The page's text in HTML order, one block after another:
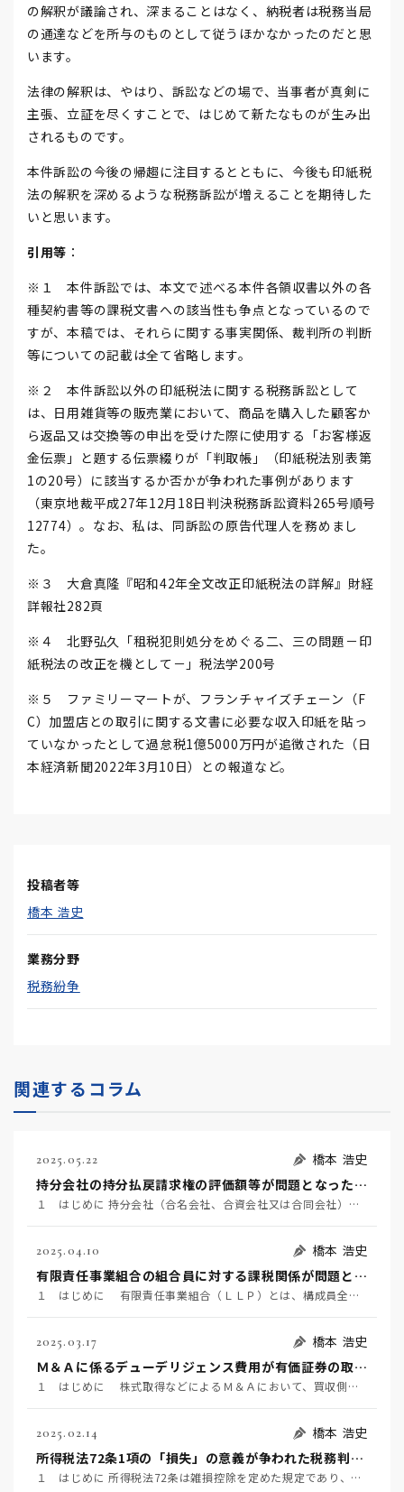
の解釈が議論され、深まることはなく、納税者は税務当局
の通達などを所与のものとして従うほかなかったのだと思
います。
法律の解釈は、やはり、訴訟などの場で、当事者が真剣に
主張、立証を尽くすことで、はじめて新たなものが生み出
されるものです。
本件訴訟の今後の帰趨に注目するとともに、今後も印紙税
法の解釈を深めるような税務訴訟が増えることを期待した
いと思います。
引用等 ：
※１ 本件訴訟では、本文で述べる本件各領収書以外の各
種契約書等の課税文書への該当性も争点となっているので
すが、本稿では、それらに関する事実関係、裁判所の判断
等についての記載は全て省略します。
※２ 本件訴訟以外の印紙税法に関する税務訴訟として
は、日用雑貨等の販売業において、商品を購入した顧客か
ら返品又は交換等の申出を受けた際に使用する「お客様返
金伝票」と題する伝票綴りが「判取帳」（印紙税法別表第
1の20号）に該当するか否かが争われた事例があります
（東京地裁平成27年12月18日判決税務訴訟資料265号順号
12774）。なお、私は、同訴訟の原告代理人を務めまし
た。
※３ 大倉真隆『昭和42年全文改正印紙税法の詳解』財経
詳報社282頁
※４ 北野弘久「租税犯則処分をめぐる二、三の問題－印
紙税法の改正を機として－」税法学200号
※５ ファミリーマートが、フランチャイズチェーン（F
C）加盟店との取引に関する文書に必要な収入印紙を貼っ
ていなかったとして過怠税1億5000万円が追徴された（日
本経済新聞2022年3月10日）との報道など。
投稿者等
橋本 浩史
業務分野
税務紛争
関連するコラム
2025.05.22
橋本 浩史
持分会社の持分払戻請求権の評価額等が問題となった事例 ～名古屋地裁令和６年６月２２日判決TAINS Z８８８-２７２０～
１ はじめに 持分会社（合名会社、合資会社又は合同会社）の社員は、死亡によって退社し（会社法６０７条…
2025.04.10
橋本 浩史
有限責任事業組合の組合員に対する課税関係が問題となった事例 ～東京地裁令和６年２月１６日判決TAINS Z888-2712（確定）～
１ はじめに 有限責任事業組合（ＬＬＰ）とは、構成員全員が無限責任を負う民法組合の特例として、「有…
2025.03.17
橋本 浩史
Ｍ＆Ａに係るデューデリジェンス費用が有価証券の取得価額に含まれるか否かが争われた事例 ～国税不服審判所令和6年1月24日裁決～
１ はじめに 株式取得などによるＭ＆Ａにおいて、買収側が対象企業の価値やリスク等を事前に調査するこ…
2025.02.14
橋本 浩史
所得税法72条1項の「損失」の意義が争われた税務判決 ～東京地裁令和6年1月23日判決～
１ はじめに 所得税法72条は雑損控除を定めた規定であり、同条1項は、居住者又はその者と生計を一にす…